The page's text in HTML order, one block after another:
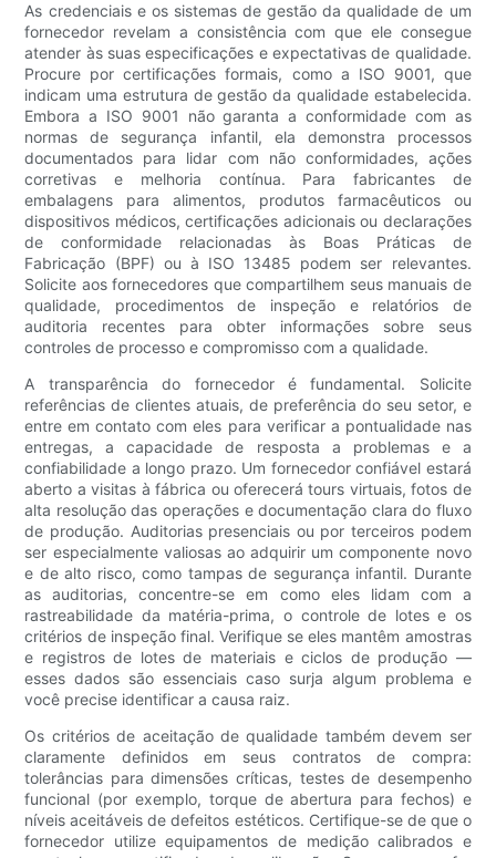
As credenciais e os sistemas de gestão da qualidade de um
fornecedor revelam a consistência com que ele consegue
atender às suas especificações e expectativas de qualidade.
Procure por certificações formais, como a ISO 9001, que
indicam uma estrutura de gestão da qualidade estabelecida.
Embora a ISO 9001 não garanta a conformidade com as
normas de segurança infantil, ela demonstra processos
documentados para lidar com não conformidades, ações
corretivas e melhoria contínua. Para fabricantes de
embalagens para alimentos, produtos farmacêuticos ou
dispositivos médicos, certificações adicionais ou declarações
de conformidade relacionadas às Boas Práticas de
Fabricação (BPF) ou à ISO 13485 podem ser relevantes.
Solicite aos fornecedores que compartilhem seus manuais de
qualidade, procedimentos de inspeção e relatórios de
auditoria recentes para obter informações sobre seus
controles de processo e compromisso com a qualidade.
A transparência do fornecedor é fundamental. Solicite
referências de clientes atuais, de preferência do seu setor, e
entre em contato com eles para verificar a pontualidade nas
entregas, a capacidade de resposta a problemas e a
confiabilidade a longo prazo. Um fornecedor confiável estará
aberto a visitas à fábrica ou oferecerá tours virtuais, fotos de
alta resolução das operações e documentação clara do fluxo
de produção. Auditorias presenciais ou por terceiros podem
ser especialmente valiosas ao adquirir um componente novo
e de alto risco, como tampas de segurança infantil. Durante
as auditorias, concentre-se em como eles lidam com a
rastreabilidade da matéria-prima, o controle de lotes e os
critérios de inspeção final. Verifique se eles mantêm amostras
e registros de lotes de materiais e ciclos de produção —
esses dados são essenciais caso surja algum problema e
você precise identificar a causa raiz.
Os critérios de aceitação de qualidade também devem ser
claramente definidos em seus contratos de compra:
tolerâncias para dimensões críticas, testes de desempenho
funcional (por exemplo, torque de abertura para fechos) e
níveis aceitáveis ​​de defeitos estéticos. Certifique-se de que o
fornecedor utilize equipamentos de medição calibrados e